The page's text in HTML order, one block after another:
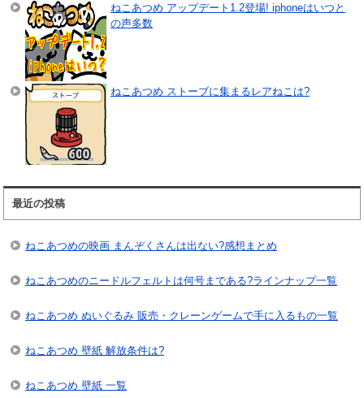
ねこあつめ アップデート1.2登場! iphoneはいつと
の声多数
ねこあつめ ストーブに集まるレアねこは?
最近の投稿
ねこあつめの映画 まんぞくさんは出ない?感想まとめ
ねこあつめのニードルフェルトは何号まである?ラインナップ一覧
ねこあつめ ぬいぐるみ 販売・クレーンゲームで手に入るもの一覧
ねこあつめ 壁紙 解放条件は?
ねこあつめ 壁紙 一覧